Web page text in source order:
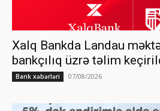
Xalq Bankda Landau
bankçılıq üzrə təlim
Bank xəbərləri 07/08/2026